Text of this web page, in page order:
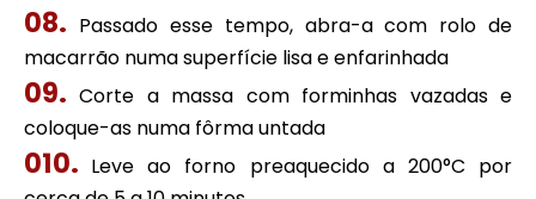
Passado esse tempo, abra-a com rolo de
macarrão numa superfície lisa e enfarinhada
Corte a massa com forminhas vazadas e
coloque-as numa fôrma untada
Leve ao forno preaquecido a 200°C por